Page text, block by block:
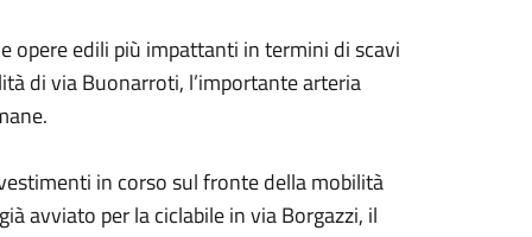
opere edili più impattanti in termini di scavi
di via Buonarroti, l’importante arteria
in corso sul fronte della mobilità
avviato per la ciclabile in via Borgazzi, il